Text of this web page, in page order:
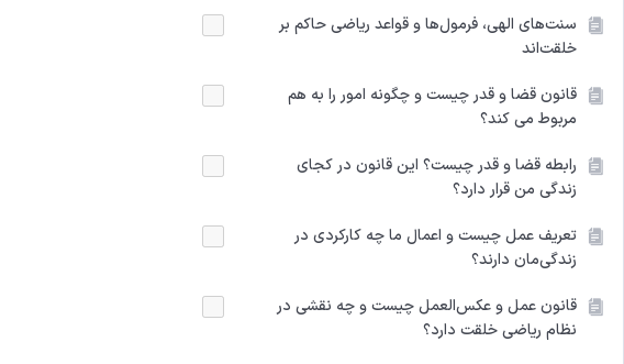
سنت‌های الهی، فرمول‌ها و قواعد ریاضی حاکم بر
خلقت‌اند
قانون قضا و قدر چیست و چگونه امور را به هم
مربوط می کند؟
رابطه قضا و قدر چیست؟ این قانون در کجای
زندگی من قرار دارد؟
تعریف عمل چیست و اعمال ما چه کارکردی در
زندگی‌مان دارند؟
قانون عمل و عکس‌العمل چیست و چه نقشی در
نظام ریاضی خلقت دارد؟